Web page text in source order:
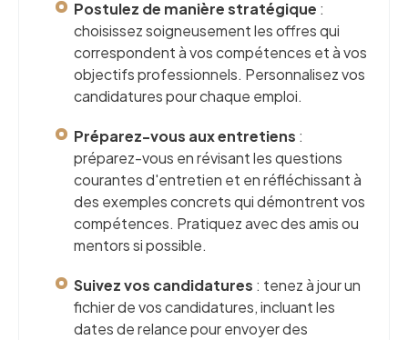
Postulez de manière stratégique :
choisissez soigneusement les offres qui
correspondent à vos compétences et à vos
objectifs professionnels. Personnalisez vos
candidatures pour chaque emploi.
Préparez-vous aux entretiens :
préparez-vous en révisant les questions
courantes d'entretien et en réfléchissant à
des exemples concrets qui démontrent vos
compétences. Pratiquez avec des amis ou
mentors si possible.
Suivez vos candidatures : tenez à jour un
fichier de vos candidatures, incluant les
dates de relance pour envoyer des